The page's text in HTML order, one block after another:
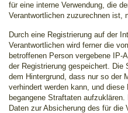
für eine interne Verwendung, die
Verantwortlichen zuzurechnen ist,
Durch eine Registrierung auf der
Verantwortlichen wird ferner die
betroffenen Person vergebene
der Registrierung gespeichert. Die
dem Hintergrund, dass nur so der
verhindert werden kann, und
begangene Straftaten
Daten zur Absicherung des für die